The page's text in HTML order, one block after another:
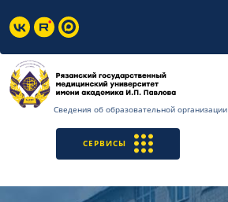
Сведения об образовательной организации
СЕРВИСЫ